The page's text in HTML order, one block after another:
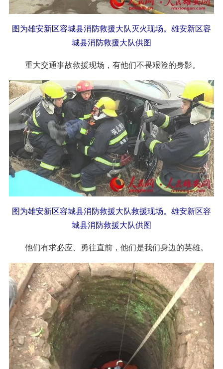
图为雄安新区容城县消防救援大队灭火现场。雄安新区容
城县消防救援大队供图
重大交通事故救援现场，有他们不畏艰险的身影。
图为雄安新区容城县消防救援大队救援现场。雄安新区容
城县消防救援大队供图
他们有求必应、勇往直前，他们是我们身边的英雄。